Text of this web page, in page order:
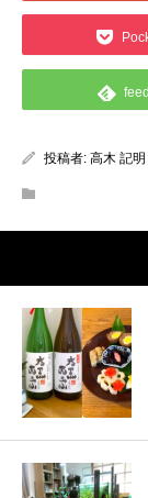
投稿者: 高木 記明